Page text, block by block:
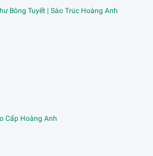
Bông Tuyết | Sáo Trúc Hoàng Anh
Cấp Hoàng Anh